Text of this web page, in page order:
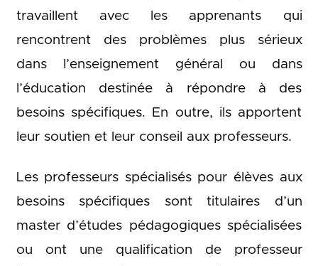
travaillent avec les apprenants qui
rencontrent des problèmes plus sérieux
dans l’enseignement général ou dans
l’éducation destinée à répondre à des
besoins spécifiques. En outre, ils apportent
leur soutien et leur conseil aux professeurs.
Les professeurs spécialisés pour élèves aux
besoins spécifiques sont titulaires d’un
master d’études pédagogiques spécialisées
ou ont une qualification de professeur